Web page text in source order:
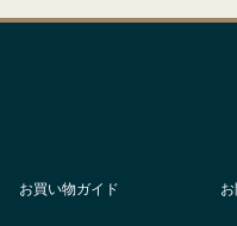
お買い物ガイド